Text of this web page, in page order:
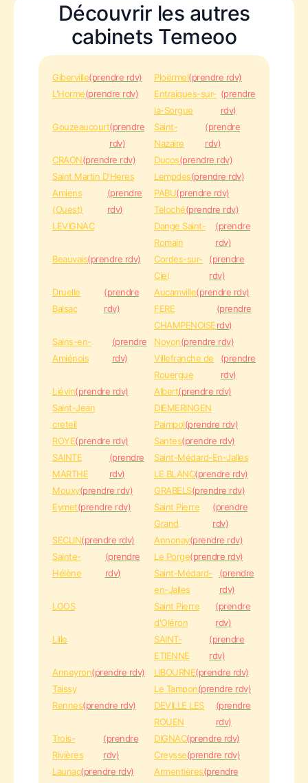
Découvrir les autres
cabinets Temeoo
Giberville(prendre rdv) Ploërmel(prendre rdv)
L'Horme(prendre rdv)
Entraigues-sur-
la-Sorgue
(prendre
rdv)
Gouzeaucourt(prendre
rdv)
Saint-
Nazaire
(prendre
rdv)
CRAON(prendre rdv) Ducos(prendre rdv)
Saint Martin D'Heres
Lempdes(prendre rdv)
Amiens
(Ouest)
(prendre
rdv)
PABU(prendre rdv)
Teloché(prendre rdv)
LEVIGNAC
Dange Saint-
Romain
(prendre
rdv)
Beauvais(prendre rdv)
Cordes-sur-
Ciel
(prendre
rdv)
Druelle
Balsac
(prendre
rdv)
Aucamville(prendre rdv)
FERE
CHAMPENOISE
(prendre
rdv)
Sains-en-
Amiénois
(prendre
rdv)
Noyon(prendre rdv)
Villefranche de
Rouergue
(prendre
rdv)
Liévin(prendre rdv) Albert(prendre rdv)
Saint-Jean
DIEMERINGEN
creteil
Paimpol(prendre rdv)
ROYE(prendre rdv) Santes(prendre rdv)
SAINTE
MARTHE
(prendre
rdv)
Saint-Médard-En-Jalles
LE BLANC(prendre rdv)
Mouxy(prendre rdv) GRABELS(prendre rdv)
Eymet(prendre rdv)
Saint Pierre
Grand
(prendre
rdv)
SECLIN(prendre rdv) Annonay(prendre rdv)
Sainte-
Hélène
(prendre
rdv)
Le Porge(prendre rdv)
Saint-Médard-
en-Jalles
(prendre
rdv)
LOOS
Saint Pierre
d'Oléron
(prendre
rdv)
Lille
SAINT-
ETIENNE
(prendre
rdv)
Anneyron(prendre rdv) LIBOURNE(prendre rdv)
Taissy
Le Tampon(prendre rdv)
Rennes(prendre rdv)
DEVILLE LES
ROUEN
(prendre
rdv)
Trois-
Rivières
(prendre
rdv)
DIGNAC(prendre rdv)
Creysse(prendre rdv)
Launac(prendre rdv) Armentières(prendre